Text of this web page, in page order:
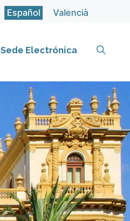
Español Valencià
Sede Electrónica